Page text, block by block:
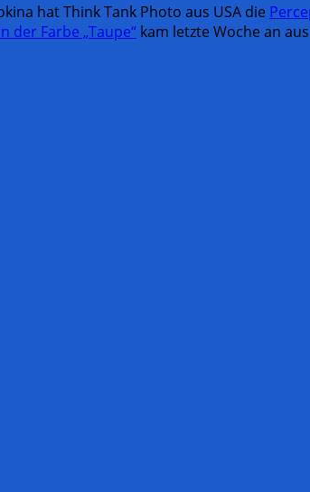
hat Think Tank Photo aus USA die
der Farbe „Taupe“ kam letzte Woche an